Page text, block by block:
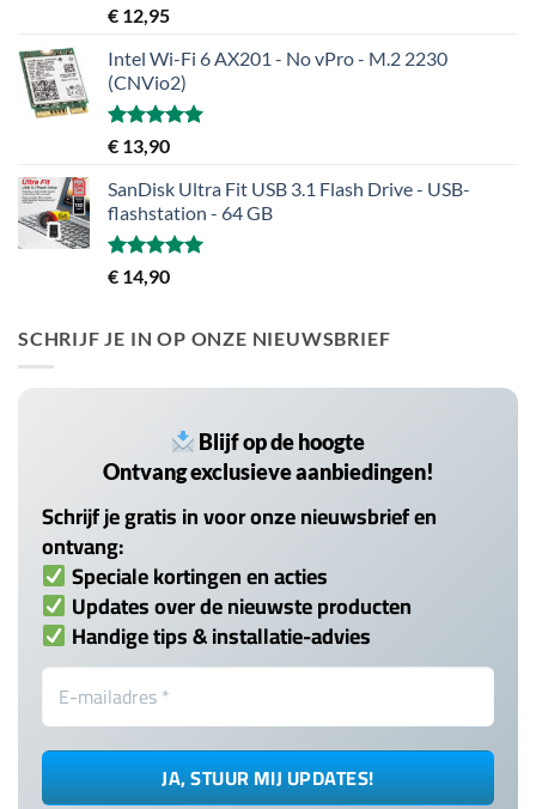
Gewaardeerd
uit 5
€ 12,95
Intel Wi-Fi 6 AX201 - No vPro - M.2 2230
(CNVio2)
Gewaardeerd
uit 5
€ 13,90
SanDisk Ultra Fit USB 3.1 Flash Drive - USB-
flashstation - 64 GB
Gewaardeerd
uit 5
€ 14,90
SCHRIJF JE IN OP ONZE NIEUWSBRIEF
Blijf op de hoogte
Ontvang exclusieve aanbiedingen!
Schrijf je gratis in voor onze nieuwsbrief en
ontvang:
Speciale kortingen en acties
Updates over de nieuwste producten
Handige tips & installatie-advies